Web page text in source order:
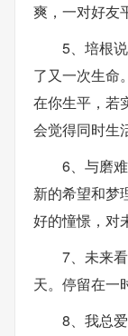
爽，一对好友
5、培根
了又一次生命
在你生平，若
会觉得同时生
6、与磨
新的希望和梦
好的憧憬，对
7、未来
天。停留在一
8、我总